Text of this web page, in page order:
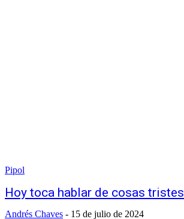
Pipol
Hoy toca hablar de cosas tristes
Andrés Chaves - 15 de julio de 2024